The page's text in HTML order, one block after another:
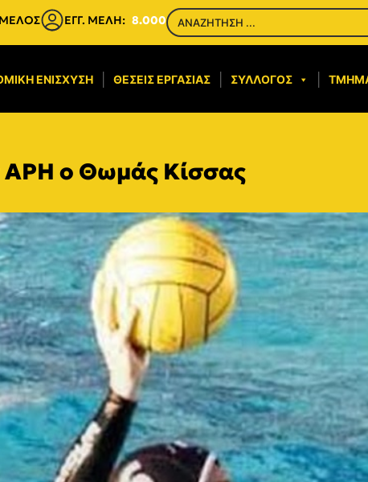
ΜΕΛΟΣ ΕΓΓ. ΜΕΛΗ: 8.000
ΕΝΊΣΧΥΣΗ​ ΘΈΣΕΙΣ ΕΡΓΑΣΊΑΣ ΣΎΛΛΟΓΟΣ
ο Θωμάς Κίσσας